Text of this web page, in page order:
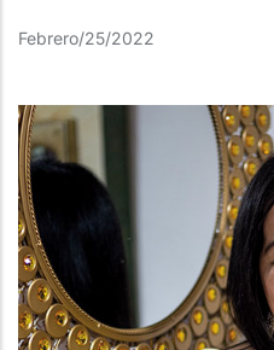
Febrero/25/2022